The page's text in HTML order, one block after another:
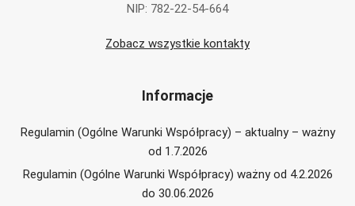
NIP: 782-22-54-664
Zobacz wszystkie kontakty
Informacje
Regulamin (Ogólne Warunki Współpracy) – aktualny – ważny
od 1.7.2026
Regulamin (Ogólne Warunki Współpracy) ważny od 4.2.2026
do 30.06.2026